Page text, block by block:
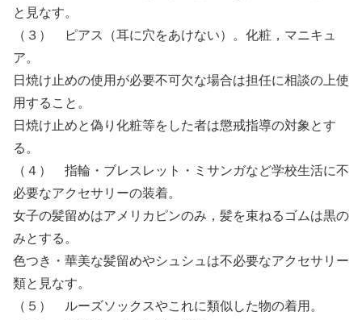
と見なす。
（３） ピアス（耳に穴をあけない）。化粧，マニキュ
ア。
日焼け止めの使用が必要不可欠な場合は担任に相談の上使
用すること。
日焼け止めと偽り化粧等をした者は懲戒指導の対象とす
る。
（４） 指輪・ブレスレット・ミサンガなど学校生活に不
必要なアクセサリーの装着。
女子の髪留めはアメリカピンのみ，髪を束ねるゴムは黒の
みとする。
色つき・華美な髪留めやシュシュは不必要なアクセサリー
類と見なす。
（５） ルーズソックスやこれに類似した物の着用。